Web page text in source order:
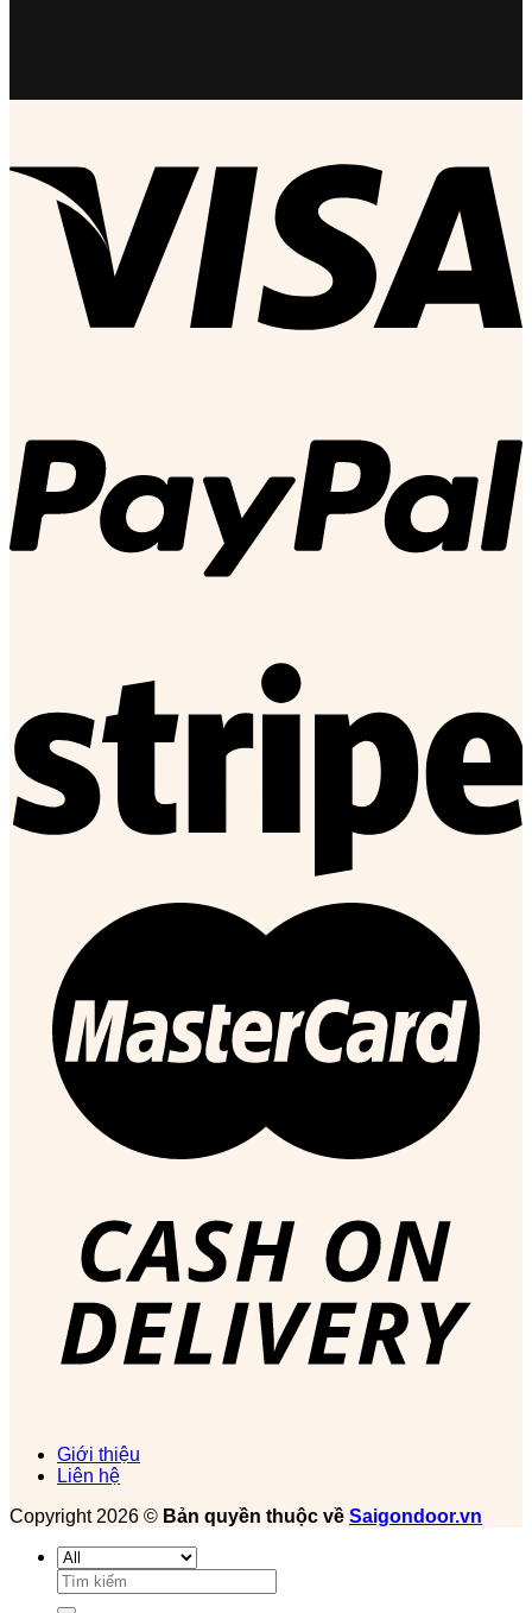
Giới thiệu
Liên hệ
Copyright 2026 © Bản quyền thuộc về Saigondoor.vn
Tìm
kiếm: